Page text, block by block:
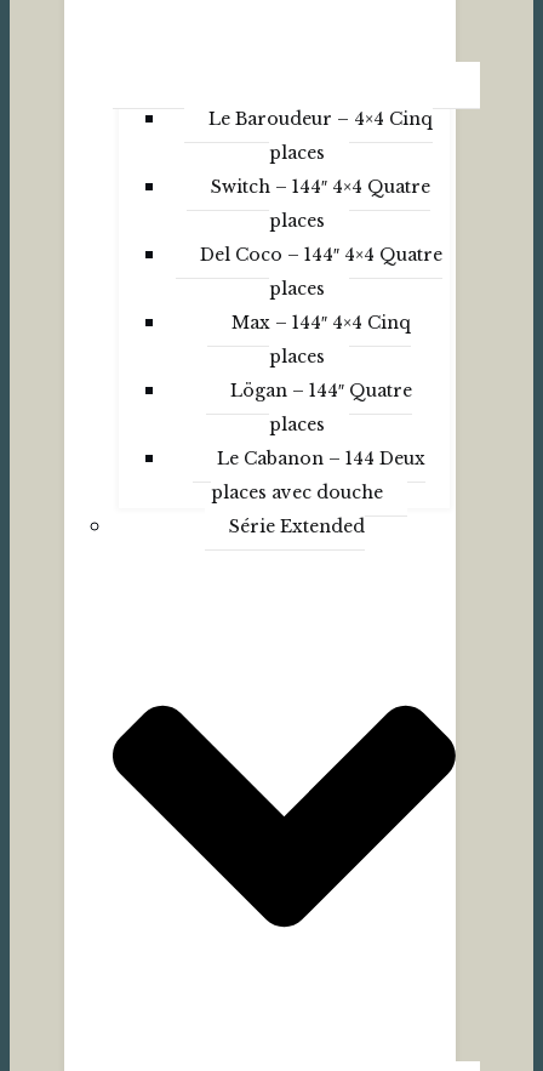
Le Baroudeur – 4×4 Cinq
places
Switch – 144″ 4×4 Quatre
places
Del Coco – 144″ 4×4 Quatre
places
Max – 144″ 4×4 Cinq
places
Lögan – 144″ Quatre
places
Le Cabanon – 144 Deux
places avec douche
Série Extended